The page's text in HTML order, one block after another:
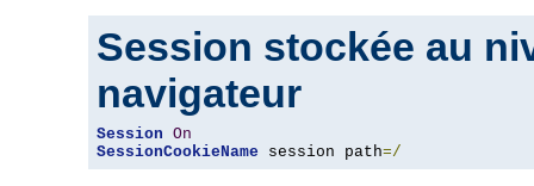
Session stockée au
navigateur
Session On
SessionCookieName session path=/